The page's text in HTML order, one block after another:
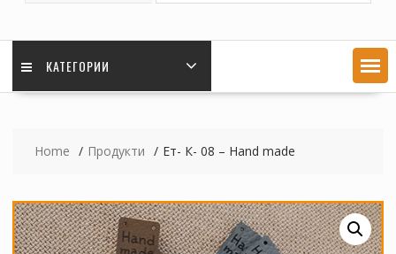
КАТЕГОРИИ
Home Продукти Ет- К- 08 – Hand made